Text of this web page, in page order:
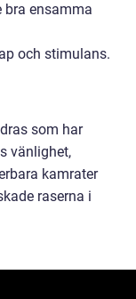
bra ensamma
och stimulans.
som har
vänlighet,
kamrater
raserna i